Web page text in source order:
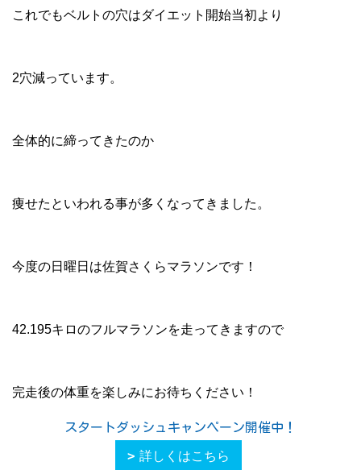
これでもベルトの穴はダイエット開始当初より
2穴減っています。
全体的に締ってきたのか
痩せたといわれる事が多くなってきました。
今度の日曜日は佐賀さくらマラソンです！
42.195キロのフルマラソンを走ってきますので
完走後の体重を楽しみにお待ちください！
スタートダッシュキャンペーン開催中！
詳しくはこちら